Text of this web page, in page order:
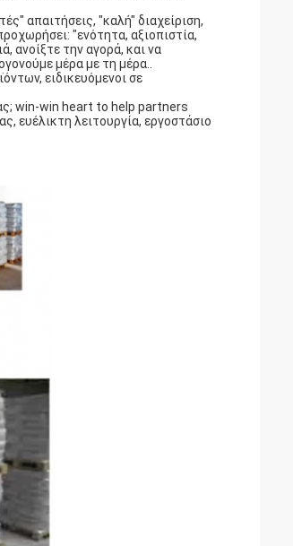
απαιτήσεις, "καλή" διαχείριση,
"ενότητα, αξιοπιστία,
ανοίξτε την αγορά, και να
μέρα με τη μέρα..
ειδικευόμενοι σε
win-win heart to help partners
ευέλικτη λειτουργία, εργοστάσιο